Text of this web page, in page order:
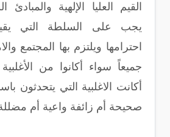
القيم العليا الإلهية
يجب على السلطة التي
احترامها ويلتزم بها المجتمع
جميعاً سواء أكانوا من
أكانت الاغلبية التي يتحدثون
صحيحة أم زائفة واعية أم مضللة